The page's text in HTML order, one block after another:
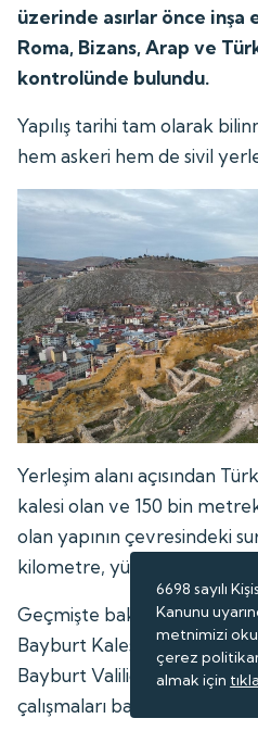
üzerinde asırlar önce
Roma, Bizans, Arap ve
kontrolünde bulundu.
Yapılış tarihi tam olarak
hem askeri hem de sivil
Yerleşim alanı açısından
kalesi olan ve 150 bin
olan yapının çevresindeki
kilometre, yüksekliği ise 30
Geçmişte bakım ve onarım
Bayburt Kalesi'nde, Kültür
Bayburt Valiliği himayesinde
çalışmaları başladı.
6698 sayılı
Kanunu
metnimizi
çerez
almak için